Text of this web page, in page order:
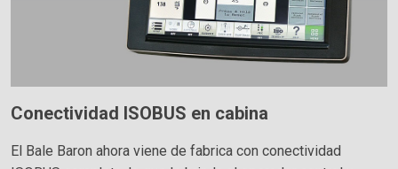
Conectividad ISOBUS en cabina
El Bale Baron ahora viene de fabrica con conectividad